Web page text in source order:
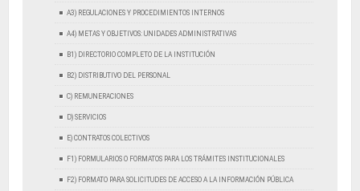
A3) REGULACIONES Y PROCEDIMIENTOS INTERNOS
A4) METAS Y OBJETIVOS: UNIDADES ADMINISTRATIVAS
B1) DIRECTORIO COMPLETO DE LA INSTITUCIÓN
B2) DISTRIBUTIVO DEL PERSONAL
C) REMUNERACIONES
D) SERVICIOS
E) CONTRATOS COLECTIVOS
F1) FORMULARIOS O FORMATOS PARA LOS TRÁMITES INSTITUCIONALES
F2) FORMATO PARA SOLICITUDES DE ACCESO A LA INFORMACIÓN PÚBLICA